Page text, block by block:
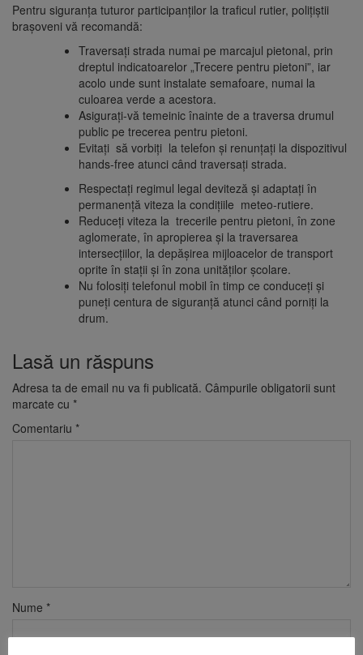
Pentru siguranța tuturor participanților la traficul rutier, polițiștii
brașoveni vă recomandă:
Traversați strada numai pe marcajul pietonal, prin
dreptul indicatoarelor „Trecere pentru pietoni”, iar
acolo unde sunt instalate semafoare, numai la
culoarea verde a acestora.
Asigurați-vă temeinic înainte de a traversa drumul
public pe trecerea pentru pietoni.
Evitați să vorbiți la telefon şi renunțați la dispozitivul
hands-free atunci când traversați strada.
Respectați regimul legal deviteză şi adaptați în
permanenţă viteza la condiţiile meteo-rutiere.
Reduceți viteza la trecerile pentru pietoni, în zone
aglomerate, în apropierea şi la traversarea
intersecţiilor, la depăşirea mijloacelor de transport
oprite în staţii şi în zona unităţilor şcolare.
Nu folosiți telefonul mobil în timp ce conduceți și
puneți centura de siguranță atunci când porniți la
drum.
Lasă un răspuns
Adresa ta de email nu va fi publicată. Câmpurile obligatorii sunt
marcate cu *
Comentariu *
Nume *